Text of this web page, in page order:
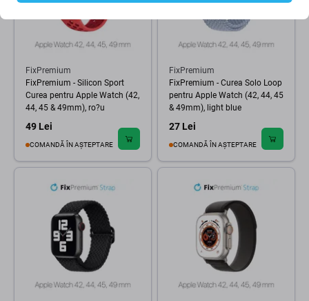
FixPremium
FixPremium - Silicon Sport
Curea pentru Apple Watch (42,
44, 45 & 49mm), ro?u
49 Lei
COMANDĂ ÎN AȘTEPTARE
FixPremium
FixPremium - Curea Solo Loop
pentru Apple Watch (42, 44, 45
& 49mm), light blue
27 Lei
COMANDĂ ÎN AȘTEPTARE